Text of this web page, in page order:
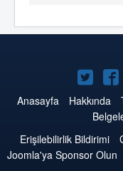
Anasayfa Hakkında
Erişilebilirlik Bildirimi
Joomla'ya Sponsor Olun